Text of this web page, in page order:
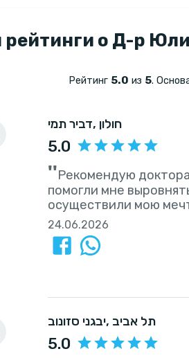
о Д-р
Рейтинг 5.0 из 5.
דביר תמי , חולון
5.0
''Рекомендую
помогли мне
осуществили мою
24.06.2026
יבגני סזונוב , תל אביב
5.0